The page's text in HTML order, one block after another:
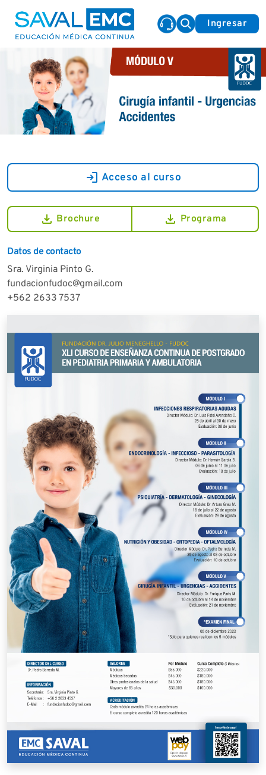
Ingresar
login Acceso al curso
download Brochure download Programa
Datos de contacto
Sra. Virginia Pinto G.
fundacionfudoc@gmail.com
+562 2633 7537